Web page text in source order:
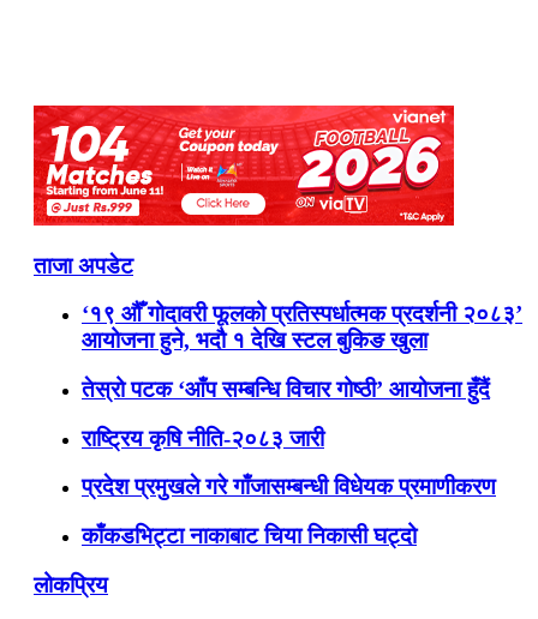
ताजा अपडेट
‘१९ औँ गोदावरी फूलको प्रतिस्पर्धात्मक प्रदर्शनी २०८३’
आयोजना हुने, भदौ १ देखि स्टल बुकिङ खुला
तेस्रो पटक ‘आँप सम्बन्धि विचार गोष्ठी’ आयोजना हुँदैं
राष्ट्रिय कृषि नीति-२०८३ जारी
प्रदेश प्रमुखले गरे गाँजासम्बन्धी विधेयक प्रमाणीकरण
काँकडभिट्टा नाकाबाट चिया निकासी घट्दो
लोकप्रिय